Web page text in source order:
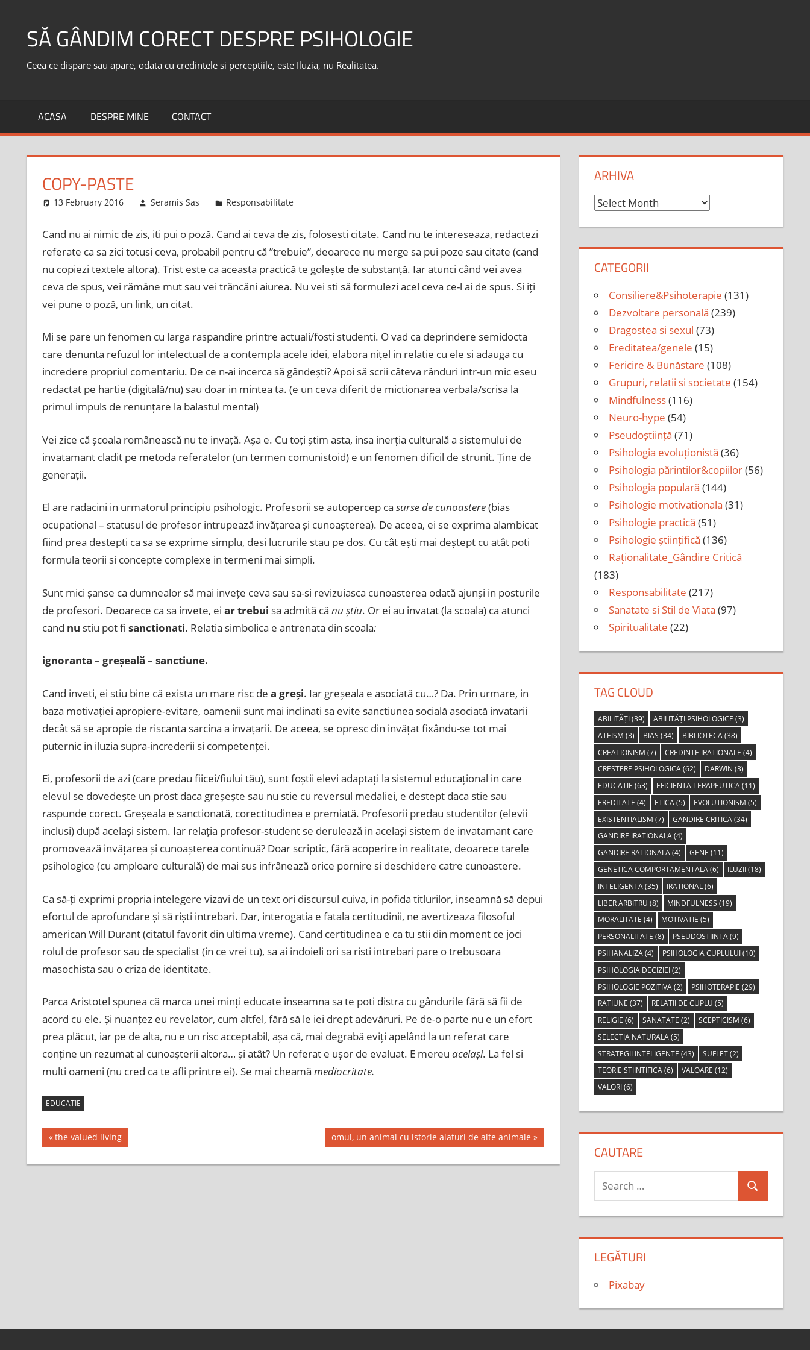
contentSĂ GÂNDIM CORECT DESPRE PSIHOLOGIE
Ceea ce dispare sau apare, odata cu credintele si perceptiile, este Iluzia, nu Realitatea.
ACASA DESPRE MINE CONTACT
COPY-PASTE
13 February 2016 Seramis Sas Responsabilitate
Cand nu ai nimic de zis, iti pui o poză. Cand ai ceva de zis, folosesti citate. Cand nu te intereseaza, redactezi
referate ca sa zici totusi ceva, probabil pentru că ”trebuie”, deoarece nu merge sa pui poze sau citate (cand
nu copiezi textele altora). Trist este ca aceasta practică te golește de substanță. Iar atunci când vei avea
ceva de spus, vei rămâne mut sau vei trăncăni aiurea. Nu vei sti să formulezi acel ceva ce-l ai de spus. Si iți
vei pune o poză, un link, un citat.
Mi se pare un fenomen cu larga raspandire printre actuali/fosti studenti. O vad ca deprindere semidocta
care denunta refuzul lor intelectual de a contempla acele idei, elabora nițel in relatie cu ele si adauga cu
incredere propriul comentariu. De ce n-ai incerca să gândești? Apoi să scrii câteva rânduri intr-un mic eseu
redactat pe hartie (digitală/nu) sau doar in mintea ta. (e un ceva diferit de mictionarea verbala/scrisa la
primul impuls de renunțare la balastul mental)
Vei zice că școala românească nu te invață. Așa e. Cu toți știm asta, insa inerția culturală a sistemului de
invatamant cladit pe metoda referatelor (un termen comunistoid) e un fenomen dificil de strunit. Ține de
generații.
El are radacini in urmatorul principiu psihologic. Profesorii se autopercep ca surse de cunoastere(bias
ocupational – statusul de profesor intrupează invățarea și cunoașterea). De aceea, ei se exprima alambicat
fiind prea destepti ca sa se exprime simplu, desi lucrurile stau pe dos. Cu cât ești mai deștept cu atât poti
formula teorii si concepte complexe in termeni mai simpli.
Sunt mici șanse ca dumnealor să mai invețe ceva sau sa-si revizuiasca cunoasterea odată ajunși in posturile
de profesori. Deoarece ca sa invete, ei ar trebui sa admită că nu știu. Or ei au invatat (la scoala) ca atunci
cand nu stiu pot fi sanctionati. Relatia simbolica e antrenata din scoala:
ignoranta – greșeală – sanctiune.
Cand inveti, ei stiu bine că exista un mare risc de a greși. Iar greșeala e asociată cu…? Da. Prin urmare, in
baza motivației apropiere-evitare, oamenii sunt mai inclinati sa evite sanctiunea socială asociată invatarii
decât să se apropie de riscanta sarcina a invațarii. De aceea, se opresc din invățatfixându-se tot mai
puternic in iluzia supra-increderii si competenței.
Ei, profesorii de azi (care predau fiicei/fiului tău), sunt foștii elevi adaptați la sistemul educațional in care
elevul se dovedește un prost daca greșește sau nu stie cu reversul medaliei, e destept daca stie sau
raspunde corect. Greșeala e sanctionată, corectitudinea e premiată. Profesorii predau studentilor (elevii
inclusi) după același sistem. Iar relația profesor-student se derulează in același sistem de invatamant care
promovează invățarea și cunoașterea continuă? Doar scriptic, fără acoperire in realitate, deoarece tarele
psihologice (cu amploare culturală) de mai sus infrânează orice pornire si deschidere catre cunoastere.
Ca să-ți exprimi propria intelegere vizavi de un text ori discursul cuiva, in pofida titlurilor, inseamnă să depui
efortul de aprofundare și să riști intrebari. Dar, interogatia e fatala certitudinii, ne avertizeaza filosoful
american Will Durant (citatul favorit din ultima vreme). Cand certitudinea e ca tu stii din moment ce joci
rolul de profesor sau de specialist (in ce vrei tu), sa ai indoieli ori sa risti intrebari pare o trebusoara
masochista sau o criza de identitate.
Parca Aristotel spunea că marca unei minți educate inseamna sa te poti distra cu gândurile fără să fii de
acord cu ele. Și nuanțez eu revelator, cum altfel, fără să le iei drept adevăruri. Pe de-o parte nu e un efort
prea plăcut, iar pe de alta, nu e un risc acceptabil, așa că, mai degrabă eviți apelând la un referat care
conține un rezumat al cunoașterii altora… și atât? Un referat e ușor de evaluat. E mereu același. La fel si
multi oameni (nu cred ca te afli printre ei). Se mai cheamă mediocritate.
EDUCATIE
Post
navigation
Previous
Post:
the valued living
Next
Post:
omul, un animal cu istorie alaturi de alte animale
ARHIVA
Arhiva
CATEGORII
Consiliere&Psihoterapie (131)
Dezvoltare personală (239)
Dragostea si sexul (73)
Ereditatea/genele (15)
Fericire & Bunăstare (108)
Grupuri, relatii si societate (154)
Mindfulness(116)
Neuro-hype (54)
Pseudoștiință (71)
Psihologia evoluționistă (36)
Psihologia părintilor&copiilor(56)
Psihologia populară (144)
Psihologie motivationala (31)
Psihologie practică (51)
Psihologie științifică (136)
Raționalitate_Gândire Critică
(183)
Responsabilitate (217)
Sanatate si Stil de Viata (97)
Spiritualitate (22)
TAG CLOUD
ABILITĂȚI(39) ABILITĂȚI PSIHOLOGICE (3)
ATEISM (3) BIAS (34) BIBLIOTECA(38)
CREATIONISM (7) CREDINTE IRATIONALE (4)
CRESTERE PSIHOLOGICA(62) DARWIN (3)
EDUCATIE (63) EFICIENTA TERAPEUTICA(11)
EREDITATE (4) ETICA(5) EVOLUTIONISM (5)
EXISTENTIALISM (7) GANDIRE CRITICA(34)
GANDIRE IRATIONALA(4)
GANDIRE RATIONALA(4) GENE (11)
GENETICA COMPORTAMENTALA(6) ILUZII(18)
INTELIGENTA(35) IRATIONAL(6)
LIBER ARBITRU (8) MINDFULNESS (19)
MORALITATE (4) MOTIVATIE (5)
PERSONALITATE (8) PSEUDOSTIINTA(9)
PSIHANALIZA(4) PSIHOLOGIA CUPLULUI(10)
PSIHOLOGIA DECIZIEI(2)
PSIHOLOGIE POZITIVA(2) PSIHOTERAPIE (29)
RATIUNE (37) RELATII DE CUPLU (5)
RELIGIE (6) SANATATE (2) SCEPTICISM (6)
SELECTIA NATURALA(5)
STRATEGII INTELIGENTE (43) SUFLET(2)
TEORIE STIINTIFICA(6) VALOARE (12)
VALORI(6)
CAUTARE
Search
for:
Search
LEGĂTURI
Pixabay